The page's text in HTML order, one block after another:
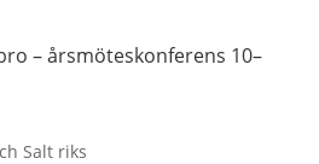
– årsmöteskonferens 10–
Salt riks